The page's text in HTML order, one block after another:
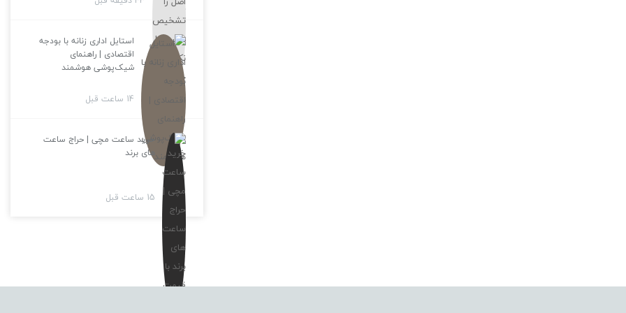
استایل اداری زنانه با بودجه
اقتصادی | راهنمای
شیک‌پوشی هوشمند
14 ساعت قبل
خرید ساعت مچی | حراج ساعت
های برند
15 ساعت قبل